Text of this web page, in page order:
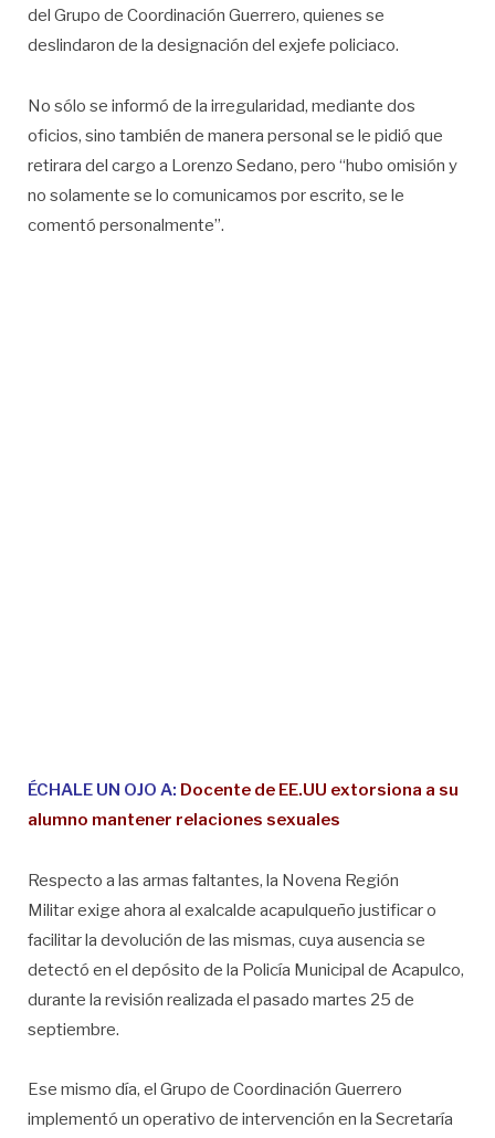
del Grupo de Coordinación Guerrero, quienes se
deslindaron de la designación del exjefe policiaco.
No sólo se informó de la irregularidad, mediante dos
oficios, sino también de manera personal se le pidió que
retirara del cargo a Lorenzo Sedano, pero “hubo omisión y
no solamente se lo comunicamos por escrito, se le
comentó personalmente”.
ÉCHALE UN OJO A: Docente de EE.UU extorsiona a su
alumno mantener relaciones sexuales
Respecto a las armas faltantes, la Novena Región
Militar exige ahora al exalcalde acapulqueño justificar o
facilitar la devolución de las mismas, cuya ausencia se
detectó en el depósito de la Policía Municipal de Acapulco,
durante la revisión realizada el pasado martes 25 de
septiembre.
Ese mismo día, el Grupo de Coordinación Guerrero
implementó un operativo de intervención en la Secretaría